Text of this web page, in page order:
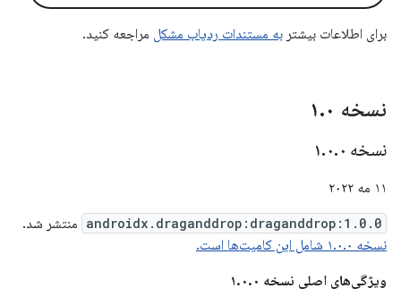
برای اطلاعات بیشتر به مستندات ردیاب مشکل مراجعه کنید.
نسخه ۱ .۰
نسخه ۱ .۰.۰
۱۱ مه ۲۰۲۲
androidx.draganddrop:draganddrop:1.0.0 منتشر شد.
نسخه ۱.۰.۰ شامل این کامیت‌ها است.
ویژگی‌های اصلی نسخه ۱.۰.۰